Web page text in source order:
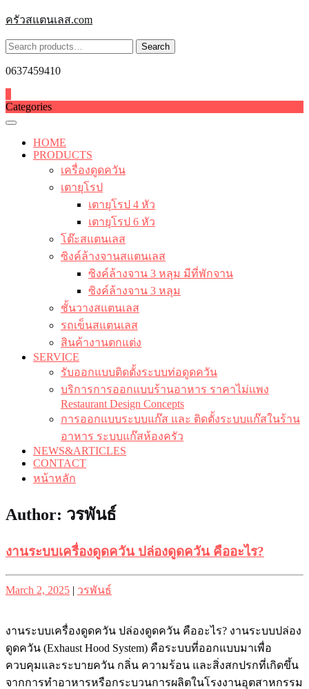
Skip
to
content
ครัวสแตนเลส.com
Search
for:
Search
0637459410
Categories
HOME
PRODUCTS
เครื่องดูดควัน
เตายุโรป
เตายุโรป 4 หัว
เตายุโรป 6 หัว
โต๊ะสแตนเลส
ซิงค์ล้างจานสแตนเลส
ซิงค์ล้างจาน 3 หลุม มีที่พักจาน
ซิงค์ล้างจาน 3 หลุม
ชั้นวางสแตนเลส
รถเข็นสแตนเลส
สินค้างานตกแต่ง
SERVICE
รับออกแบบติดตั้งระบบท่อดูดควัน
บริการการออกแบบร้านอาหาร ราคาไม่แพง
Restaurant Design Concepts
การออกแบบระบบแก๊ส และ ติดตั้งระบบแก๊สในร้าน
อาหาร ระบบแก๊สห้องครัว
NEWS&ARTICLES
CONTACT
หน้าหลัก
Author: วรพันธ์
งานระบบเครื่องดูดควัน ปล่องดูดควัน คืออะไร?
Posted
on
March 2, 2025 | Posted
on
วรพันธ์
งานระบบเครื่องดูดควัน ปล่องดูดควัน คืออะไร? งานระบบปล่อง
ดูดควัน (Exhaust Hood System) คือระบบที่ออกแบบมาเพื่อ
ควบคุมและระบายควัน กลิ่น ความร้อน และสิ่งสกปรกที่เกิดขึ้น
จากการทำอาหารหรือกระบวนการผลิตในโรงงานอุตสาหกรรม